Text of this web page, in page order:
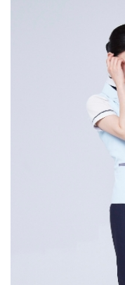
덕분에 저는 제가 하
모교에서 강의도 하
꾸준히 준비하고 있
않고 잡을 수 있을 거
큰 도움이 되었습니
8주간, 총 2번 진행하
종합병원, 재활병원,
대학병원, 재활병원에
경험하고, 환자분들
직접적으로 배울 수
분야를 아직 결정하
수 있는 병원에서 실
시스템의 구조를 이
축제나 동아리 활동
찾아 의미 있는 추억
보내셨으면 좋겠습니
확인하여 자신에게
찾는 것이 도움이 될
선택하든, 최선을 다
받고, 저도 해외여행
많이 만나고 해외여행
생각했을 때 아무래도
직업이라는 생각이 들
직장과 직무에 대해
동문 : 저는 에어프레
승무원으로 일을 하
주식회사, 많은 분들
같은데요. 우성하 동
항공사인데 이번에 새
않았고, 중장거리만
국내선은 아예 없고
많이 갑니다. 그래서
적합한 인재들을 채
생각합니다. 백녹담 :